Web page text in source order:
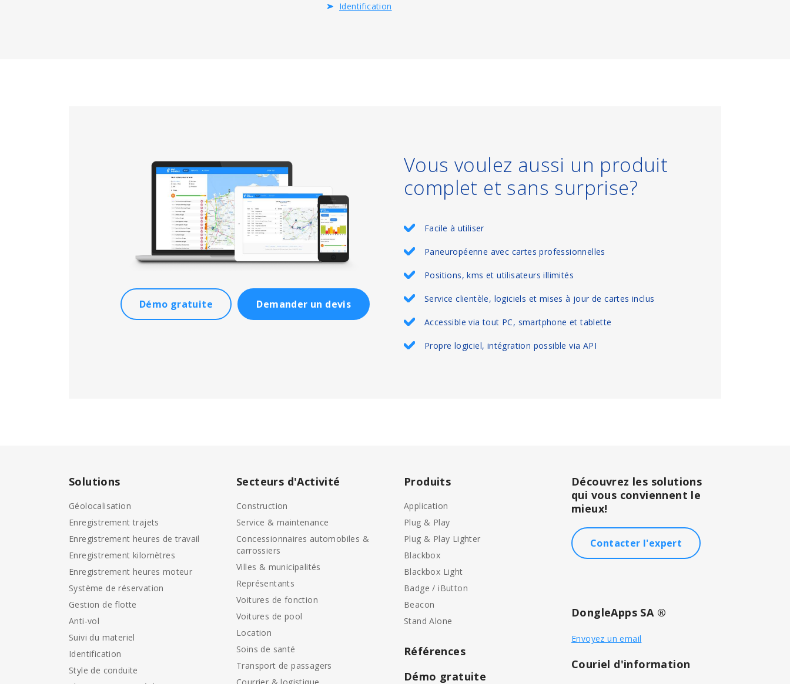
Identification
Démo gratuite Demander un devis
Vous voulez aussi un produit
complet et sans surprise?
Facile à utiliser
Paneuropéenne avec cartes professionnelles
Positions, kms et utilisateurs illimités
Service clientèle, logiciels et mises à jour de cartes inclus
Accessible via tout PC, smartphone et tablette
Propre logiciel, intégration possible via API
Solutions
Géolocalisation
Enregistrement trajets
Enregistrement heures de travail
Enregistrement kilomètres
Enregistrement heures moteur
Système de réservation
Gestion de flotte
Anti-vol
Suivi du materiel
Identification
Style de conduite
Secteurs d'Activité
Construction
Service & maintenance
Concessionnaires automobiles &
carrossiers
Villes & municipalités
Représentants
Voitures de fonction
Voitures de pool
Location
Soins de santé
Transport de passagers
Produits
Application
Plug & Play
Plug & Play Lighter
Blackbox
Blackbox Light
Badge / iButton
Beacon
Stand Alone
Références
Démo gratuite
Découvrez les solutions
qui vous conviennent le
mieux!
Contacter l'expert
DongleApps SA ®
Envoyez un email
Couriel d'information